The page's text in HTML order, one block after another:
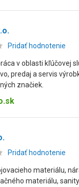
Pridať hodnotenie
v oblasti kľúčovej
predaj a servis
značiek.
Pridať hodnotenie
materiálu,
materiálu,